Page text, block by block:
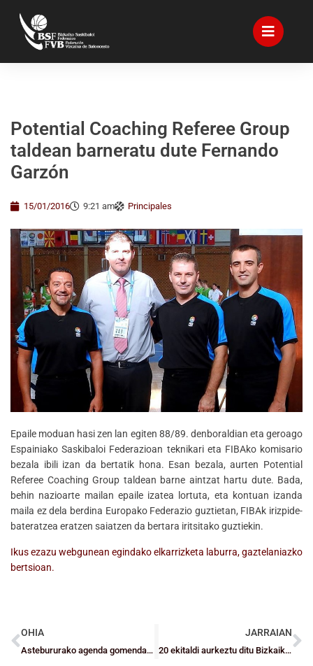
Potential Coaching Referee Group
taldean barneratu dute Fernando
Garzón
15/01/2016 9:21 am Principales
Epaile moduan hasi zen lan egiten 88/89. denboraldian eta geroago
Espainiako Saskibaloi Federazioan teknikari eta FIBAko komisario
bezala ibili izan da bertatik hona. Esan bezala, aurten Potential
Referee Coaching Group taldean barne aintzat hartu dute. Bada,
behin nazioarte mailan epaile izatea lortuta, eta kontuan izanda
maila ez dela berdina Europako Federazio guztietan, FIBAk irizpide-
bateratzea eratzen saiatzen da bertara iritsitako guztiekin.
Ikus ezazu webgunean egindako elkarrizketa laburra, gaztelaniazko
bertsioan.
OHIA
Astebururako agenda gomendagarria
JARRAIAN
20 ekitaldi aurkeztu ditu Bizkaiko Saskibaloi Federazioak 75. urteurrena ospatzeko